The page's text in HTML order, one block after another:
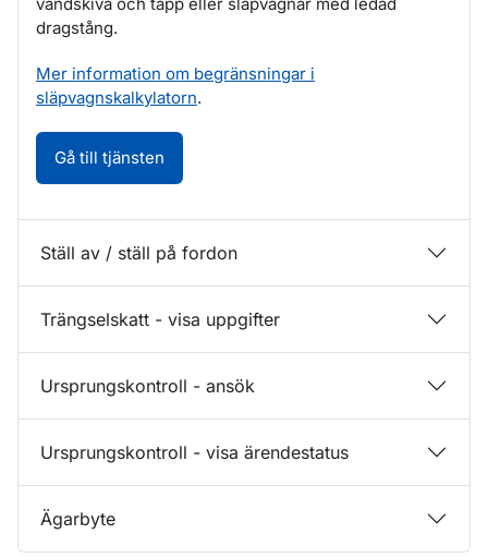
dragstång.
Mer information om begränsningar i
släpvagnskalkylatorn.
Gå till tjänsten
Ställ av / ställ på fordon
Trängselskatt - visa uppgifter
Ursprungskontroll - ansök
Ursprungskontroll - visa ärendestatus
Ägarbyte